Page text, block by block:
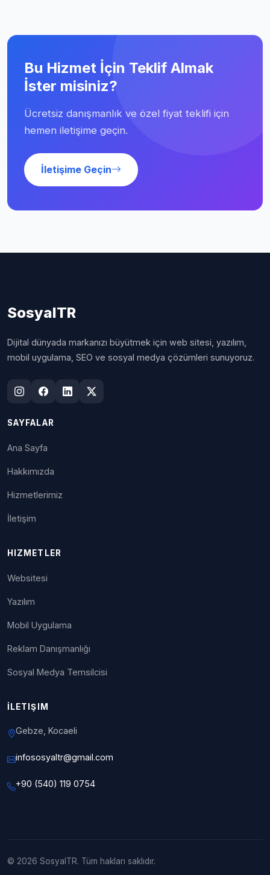
Bu Hizmet İçin Teklif Almak
İster misiniz?
Ücretsiz danışmanlık ve özel fiyat teklifi için
hemen iletişime geçin.
İletişime Geçin
SosyalTR
Dijital dünyada markanızı büyütmek için web sitesi, yazılım,
mobil uygulama, SEO ve sosyal medya çözümleri sunuyoruz.
SAYFALAR
Ana Sayfa
Hakkımızda
Hizmetlerimiz
İletişim
HIZMETLER
Websitesi
Yazılım
Mobil Uygulama
Reklam Danışmanlığı
Sosyal Medya Temsilcisi
İLETIŞIM
Gebze, Kocaeli
infososyaltr@gmail.com
+90 (540) 119 0754
© 2026 SosyalTR. Tüm hakları saklıdır.